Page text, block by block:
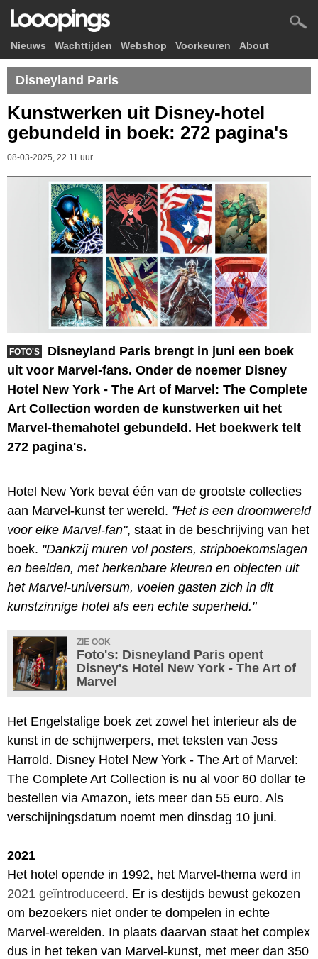
Nieuws Wachttijden Webshop Voorkeuren About
Disneyland Paris
Kunstwerken uit Disney-hotel
gebundeld in boek: 272 pagina's
08-03-2025, 22.11 uur
FOTO'S
Disneyland Paris brengt in juni een boek
uit voor Marvel-fans. Onder de noemer Disney
Hotel New York - The Art of Marvel: The Complete
Art Collection worden de kunstwerken uit het
Marvel-themahotel gebundeld. Het boekwerk telt
272 pagina's.
Hotel New York bevat één van de grootste collecties
aan Marvel-kunst ter wereld. "Het is een droomwereld
voor elke Marvel-fan", staat in de beschrijving van het
boek. "Dankzij muren vol posters, stripboekomslagen
en beelden, met herkenbare kleuren en objecten uit
het Marvel-universum, voelen gasten zich in dit
kunstzinnige hotel als een echte superheld."
ZIE OOK
Foto's: Disneyland Paris opent
Disney's Hotel New York - The Art of
Marvel
Het Engelstalige boek zet zowel het interieur als de
kunst in de schijnwerpers, met teksten van Jess
Harrold. Disney Hotel New York - The Art of Marvel:
The Complete Art Collection is nu al voor 60 dollar te
bestellen via Amazon, iets meer dan 55 euro. Als
verschijningsdatum noemt men dinsdag 10 juni.
2021
Het hotel opende in 1992, het Marvel-thema werd in
2021 geïntroduceerd. Er is destijds bewust gekozen
om bezoekers niet onder te dompelen in echte
Marvel-werelden. In plaats daarvan staat het complex
dus in het teken van Marvel-kunst, met meer dan 350